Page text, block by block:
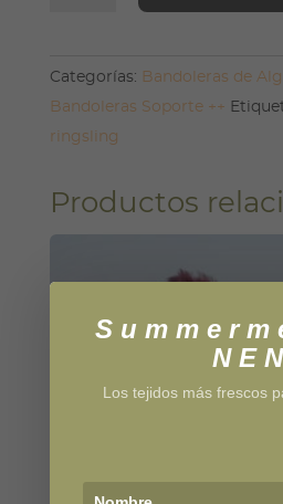
Categorías: Bandoleras de
Bandoleras Soporte ++
ringsling
Productos
S u m m e r m
N E N
Los tejidos más frescos